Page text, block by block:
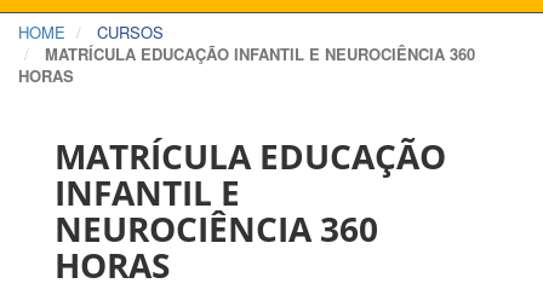
HOME
CURSOS
MATRÍCULA EDUCAÇÃO INFANTIL E NEUROCIÊNCIA 360
HORAS
MATRÍCULA EDUCAÇÃO
INFANTIL E
NEUROCIÊNCIA 360
HORAS